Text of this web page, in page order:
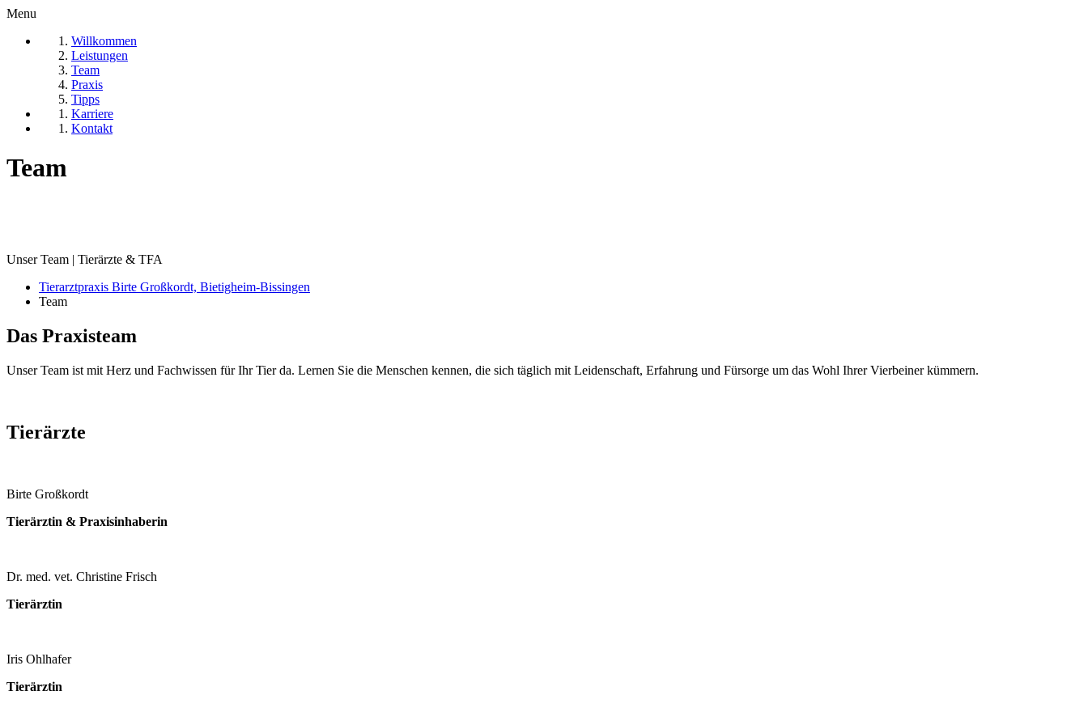
Menu
Willkommen
Leistungen
Team
Praxis
Tipps
Karriere
Kontakt
Team
Unser Team | Tierärzte & TFA
Tierarztpraxis Birte Großkordt, Bietigheim-Bissingen
Team
Das Praxisteam
Unser Team ist mit Herz und Fachwissen für Ihr Tier da. Lernen Sie die Menschen kennen, die sich täglich mit Leidenschaft, Erfahrung und Fürsorge um das Wohl Ihrer Vierbeiner kümmern.
Tierärzte
Birte Großkordt
Tierärztin & Praxisinhaberin
Dr. med. vet. Christine Frisch
Tierärztin
Iris Ohlhafer
Tierärztin